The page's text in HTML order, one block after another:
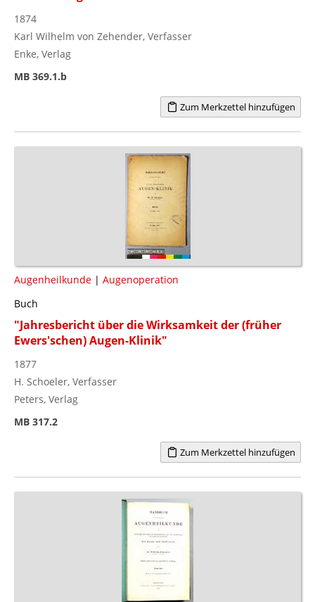
1874
Karl Wilhelm von Zehender, Verfasser
Enke, Verlag
MB 369.1.b
Zum Merkzettel hinzufügen
Augenheilkunde | Augenoperation
Buch
"Jahresbericht über die Wirksamkeit der (früher
Ewers'schen) Augen-Klinik"
1877
H. Schoeler, Verfasser
Peters, Verlag
MB 317.2
Zum Merkzettel hinzufügen